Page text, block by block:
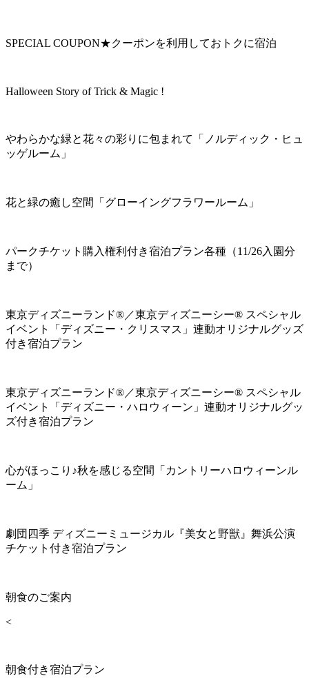
SPECIAL COUPON★クーポンを利用しておトクに宿泊
Halloween Story of Trick & Magic !
やわらかな緑と花々の彩りに包まれて「ノルディック・ヒュ
ッゲルーム」
花と緑の癒し空間「グローイングフラワールーム」
パークチケット購入権利付き宿泊プラン各種（11/26入園分
まで）
東京ディズニーランド®／東京ディズニーシー® スペシャル
イベント「ディズニー・クリスマス」連動オリジナルグッズ
付き宿泊プラン
東京ディズニーランド®／東京ディズニーシー® スペシャル
イベント「ディズニー・ハロウィーン」連動オリジナルグッ
ズ付き宿泊プラン
心がほっこり♪秋を感じる空間「カントリーハロウィーンル
ーム」
劇団四季 ディズニーミュージカル『美女と野獣』舞浜公演
チケット付き宿泊プラン
朝食のご案内
<
朝食付き宿泊プラン